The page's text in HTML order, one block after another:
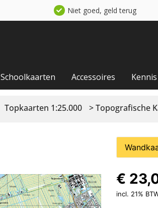
Niet goed, geld terug
Schoolkaarten Accessoires
Topkaarten 1:25.000 > Topografische
€
incl. 21%